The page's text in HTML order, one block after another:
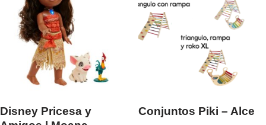
Disney Pricesa y
Conjuntos Piki – Alce